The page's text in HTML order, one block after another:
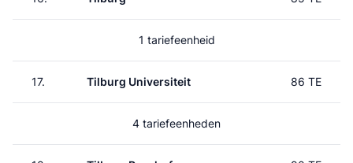
1 tariefeenheid
17. Tilburg Universiteit 86 TE
4 tariefeenheden